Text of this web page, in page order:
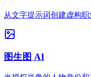
从文字提示词创建虚构职
图生图 AI